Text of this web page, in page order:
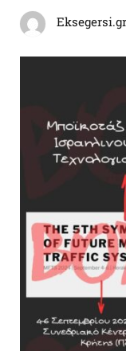
Eksegersi.gr